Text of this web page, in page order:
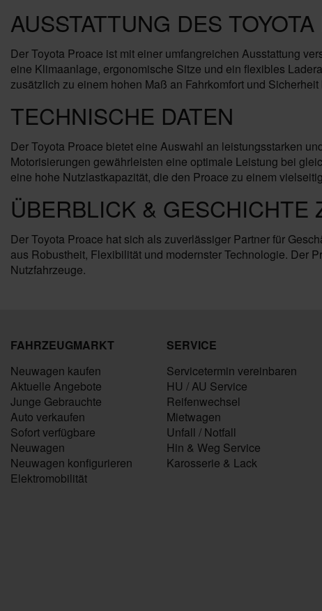
AUSSTATTUNG DES
Der Toyota Proace ist mit einer umfangreichen Ausstattung
eine Klimaanlage, ergonomische Sitze und ein flexibles
zusätzlich zu einem hohen Maß an Fahrkomfort und Sicherheit
TECHNISCHE DATEN
Der Toyota Proace bietet eine Auswahl an leistungsstarken
Motorisierungen gewährleisten eine optimale Leistung bei
eine hohe Nutzlastkapazität, die den Proace zu einem
ÜBERBLICK & GESCHICHTE
Der Toyota Proace hat sich als zuverlässiger Partner für
aus Robustheit, Flexibilität und modernster Technologie. Der
Nutzfahrzeuge.
FAHRZEUGMARKT
Neuwagen kaufen
Aktuelle Angebote
Junge Gebrauchte
Auto verkaufen
Sofort verfügbare
Neuwagen
Neuwagen konfigurieren
Elektromobilität
SERVICE
Servicetermin vereinbaren
HU / AU Service
Reifenwechsel
Mietwagen
Unfall / Notfall
Hin & Weg Service
Karosserie & Lack